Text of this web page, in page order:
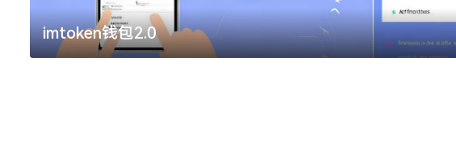
imtoken钱包2.0